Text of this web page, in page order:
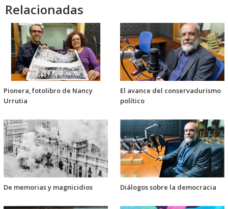
Relacionadas
Pionera, fotolibro de Nancy
Urrutia
El avance del conservadurismo
político
De memorias y magnicidios Diálogos sobre la democracia